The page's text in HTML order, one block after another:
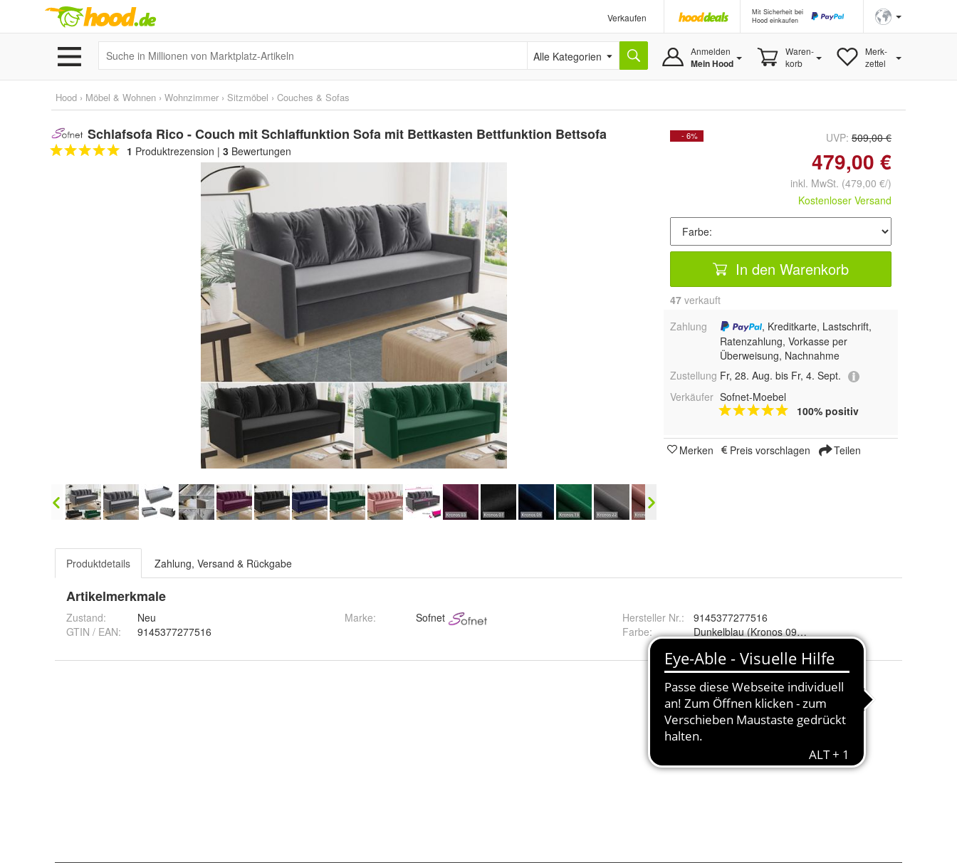
Verkaufen
Mit Sicherheit bei
Hood einkaufen
Alle Kategorien Anmelden
Mein Hood
Waren-
korb
Merk-
zettel
Hood › Möbel & Wohnen › Wohnzimmer › Sitzmöbel › Couches & Sofas
Schlafsofa Rico - Couch mit Schlaffunktion Sofa mit Bettkasten Bettfunktion Bettsofa
1 Produktrezension | 3 Bewertungen
- 6% UVP: 509,00 €
479,00 €
inkl. MwSt. (479,00 €/)
Kostenloser Versand
In den Warenkorb
47 verkauft
Zahlung
, Kreditkarte, Lastschrift,
Ratenzahlung, Vorkasse per
Überweisung, Nachnahme
Zustellung Fr, 28. Aug. bis Fr, 4. Sept.
Verkäufer Sofnet-Moebel
100% positiv
Merken Preis vorschlagen Teilen
Produktdetails Zahlung, Versand & Rückgabe
Artikelmerkmale
Zustand:
Neu
GTIN / EAN:
9145377277516
Marke: Sofnet Hersteller Nr.:
9145377277516
Farbe: Dunkelblau (Kronos 09), Grau (Kronos 22), Grün